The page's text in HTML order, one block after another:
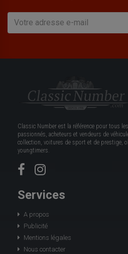
Classic Number est la référence pour tous
passionnés, acheteurs et vendeurs de
collection, voitures de sport et de prestige,
youngtimers.
Services
A propos
Publicité
Mentions légales
Nous contacter